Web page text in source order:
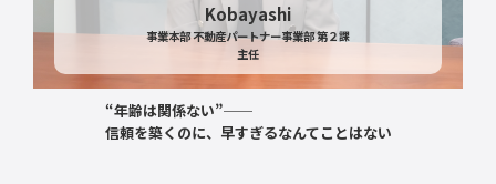
Kobayashi
事業本部 不動産パートナー事業部 第２課
主任
“年齢は関係ない”──
信頼を築くのに、早すぎるなんてことはない